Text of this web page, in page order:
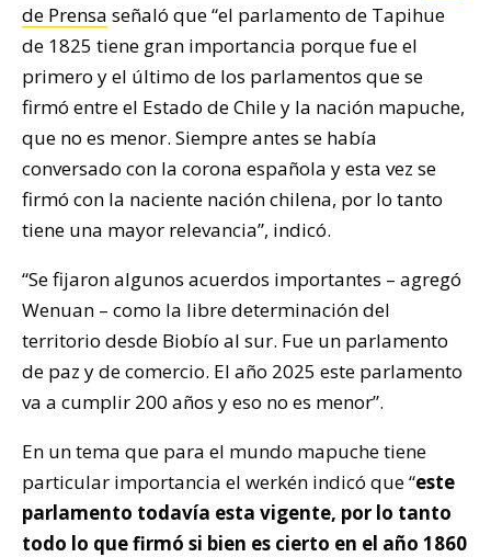
de Prensa señaló que “el parlamento de Tapihue
de 1825 tiene gran importancia porque fue el
primero y el último de los parlamentos que se
firmó entre el Estado de Chile y la nación mapuche,
que no es menor. Siempre antes se había
conversado con la corona española y esta vez se
firmó con la naciente nación chilena, por lo tanto
tiene una mayor relevancia”, indicó.
“Se fijaron algunos acuerdos importantes – agregó
Wenuan – como la libre determinación del
territorio desde Biobío al sur. Fue un parlamento
de paz y de comercio. El año 2025 este parlamento
va a cumplir 200 años y eso no es menor”.
En un tema que para el mundo mapuche tiene
particular importancia el werkén indicó que “este
parlamento todavía esta vigente, por lo tanto
todo lo que firmó si bien es cierto en el año 1860